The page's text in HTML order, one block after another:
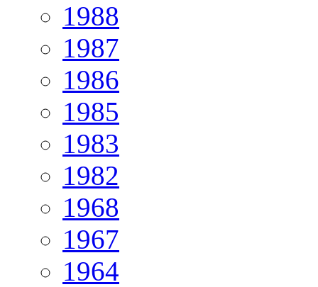
1988
1987
1986
1985
1983
1982
1968
1967
1964